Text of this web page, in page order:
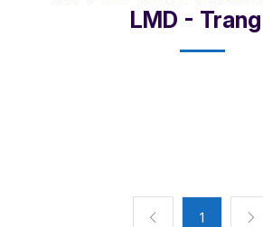
LMD - Trang
1